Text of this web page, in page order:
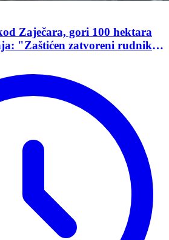
Zaječara, gori 100 hektara
"Zaštićen zatvoreni rudnik